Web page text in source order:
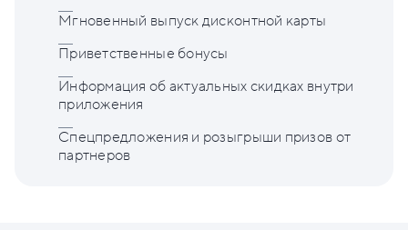
Мгновенный выпуск дисконтной карты
Приветственные бонусы
Информация об актуальных скидках внутри
приложения
Спецпредложения и розыгрыши призов от
партнеров